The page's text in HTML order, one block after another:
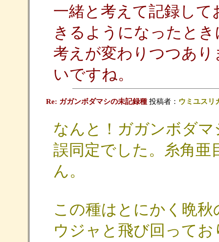
一緒と考えて記録して
きるようになったと
考えが変わりつつあ
いですね。
Re: ガガンボダマシの未記録種投稿者： ウミユスリ
なんと！ガガンボダ
誤同定でした。糸角
ん。
この種はとにかく晩
ウジャと飛び回って